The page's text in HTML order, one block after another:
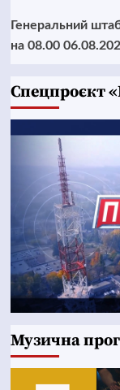
Генеральний
на 08.00
Cпецпроєкт
Музична